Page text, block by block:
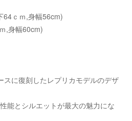
64ｃｍ,身幅56cm)
,身幅60cm)
スに復刻したレプリカモデルのデザ
能とシルエットが最大の魅力にな